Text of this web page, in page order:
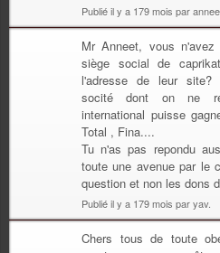
Publié il y a 179 mois par
Mr Anneet, vous
siège social de
l'adresse de leur site?
socité dont on ne
international puisse
Total , Fina....
Tu n'as pas repondu
toute une avenue par le
question et non les dons
Publié il y a 179 mois par yav.
Chers tous de toute